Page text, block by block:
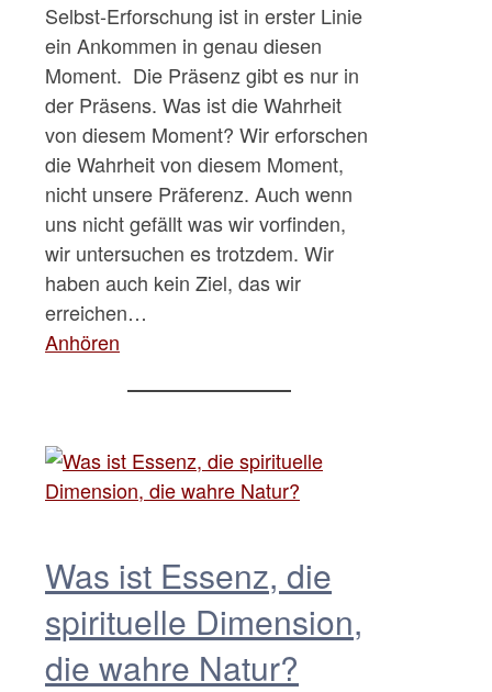
Selbst-Erforschung ist in erster Linie
ein Ankommen in genau diesen
Moment. Die Präsenz gibt es nur in
der Präsens. Was ist die Wahrheit
von diesem Moment? Wir erforschen
die Wahrheit von diesem Moment,
nicht unsere Präferenz. Auch wenn
uns nicht gefällt was wir vorfinden,
wir untersuchen es trotzdem. Wir
haben auch kein Ziel, das wir
erreichen…
Anhören
Was ist Essenz, die
spirituelle Dimension,
die wahre Natur?